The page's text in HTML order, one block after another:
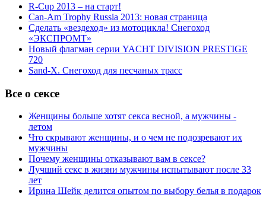
R-Cup 2013 – на старт!
Can-Am Trophy Russia 2013: новая страница
Сделать «вездеход» из мотоцикла! Снегоход
«ЭКСПРОМТ»
Новый флагман серии YACHT DIVISION PRESTIGE
720
Sand-X. Снегоход для песчаных трасс
Все о сексе
Женщины больше хотят секса весной, а мужчины -
летом
Что скрывают женщины, и о чем не подозревают их
мужчины
Почему женщины отказывают вам в сексе?
Лучший секс в жизни мужчины испытывают после 33
лет
Ирина Шейк делится опытом по выбору белья в подарок